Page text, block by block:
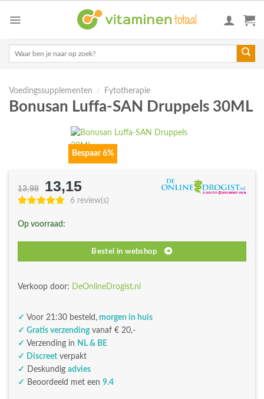
Voedingssupplementen / Fytotherapie
Bonusan Luffa-SAN Druppels 30ML
Bespaar 6%
13,98
Oorspronkelijke
prijs
€13,98.
13,15Huidige
prijs
6 review(s)
Op voorraad:
Bestel in webshop
Verkoop door: DeOnlineDrogist.nl
✓ Voor 21:30 besteld, morgen in huis
✓ Gratis verzendingvanaf € 20,-
✓ Verzending in NL & BE
✓ Discreet verpakt
✓
Deskundig advies
✓ Beoordeeld met een 9.4